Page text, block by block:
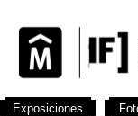
Exposiciones